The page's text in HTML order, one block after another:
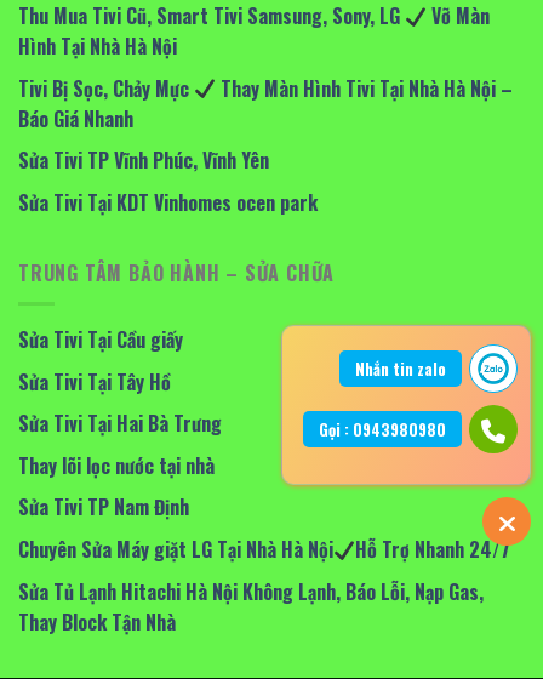
Thu Mua Tivi Cũ, Smart Tivi Samsung, Sony, LG
Vỡ Màn
Hình Tại Nhà Hà Nội
Tivi Bị Sọc, Chảy Mực
Thay Màn Hình Tivi Tại Nhà Hà Nội –
Báo Giá Nhanh
Sửa Tivi TP Vĩnh Phúc, Vĩnh Yên
Sửa Tivi Tại KDT Vinhomes ocen park
TRUNG TÂM BẢO HÀNH – SỬA CHỮA
Sửa Tivi Tại Cầu giấy
Sửa Tivi Tại Tây Hồ
Sửa Tivi Tại Hai Bà Trưng
Thay lõi lọc nước tại nhà
Sửa Tivi TP Nam Định
Chuyên Sửa Máy giặt LG Tại Nhà Hà Nội
Hỗ Trợ Nhanh 24/7
Sửa Tủ Lạnh Hitachi Hà Nội Không Lạnh, Báo Lỗi, Nạp Gas,
Thay Block Tận Nhà
Nhắn tin zalo
Gọi : 0943980980